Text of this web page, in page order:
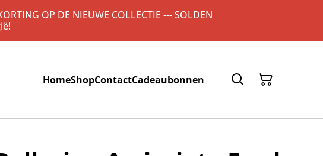
OP DE NIEUWE COLLECTIE --- SOLDEN
HomeShopContactCadeaubonnen